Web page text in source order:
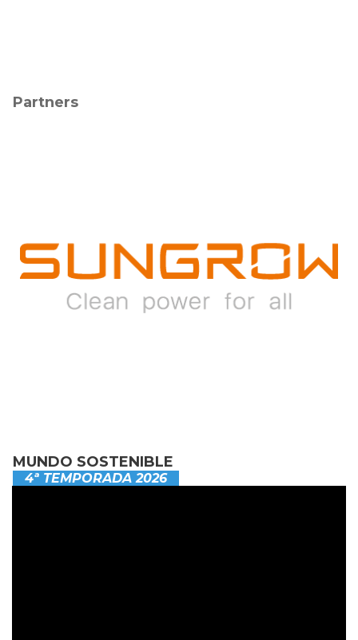
Partners
MUNDO SOSTENIBLE
4ª TEMPORADA 2026